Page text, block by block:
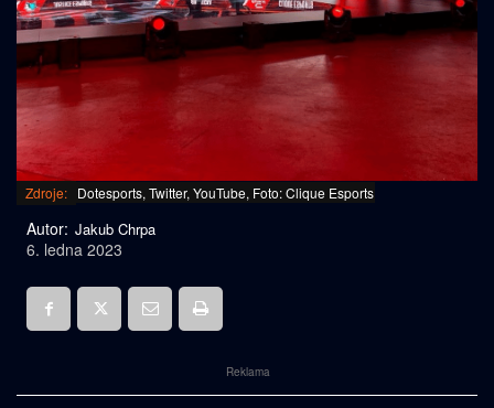
Zdroje: Dotesports, Twitter, YouTube, Foto: Clique Esports
Autor: Jakub Chrpa
6. ledna 2023
Reklama